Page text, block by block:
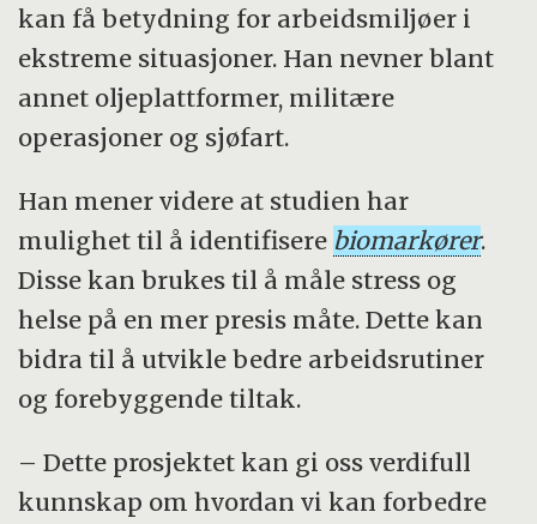
kan få betydning for arbeidsmiljøer i
ekstreme situasjoner. Han nevner blant
annet oljeplattformer, militære
operasjoner og sjøfart.
Han mener videre at studien har
mulighet til å identifisere biomarkører.
Disse kan brukes til å måle stress og
helse på en mer presis måte. Dette kan
bidra til å utvikle bedre arbeidsrutiner
og forebyggende tiltak.
– Dette prosjektet kan gi oss verdifull
kunnskap om hvordan vi kan forbedre